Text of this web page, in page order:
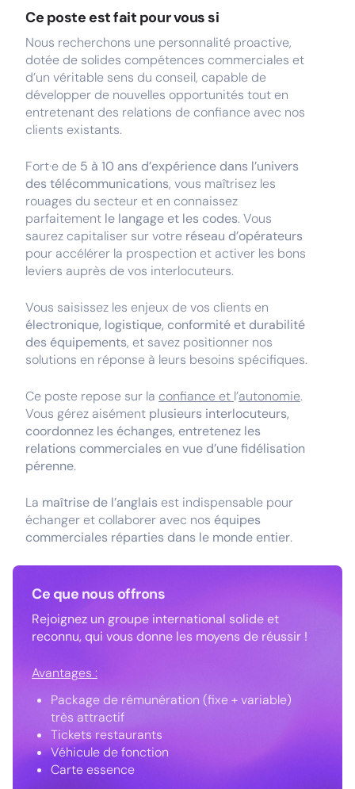
Ce poste est fait pour vous si
Nous recherchons une personnalité proactive,
dotée de solides compétences commerciales et
d’un véritable sens du conseil, capable de
développer de nouvelles opportunités tout en
entretenant des relations de confiance avec nos
clients existants.
Fort·e de 5 à 10 ans d’expérience dans l’univers
des télécommunications, vous maîtrisez les
rouages du secteur et en connaissez
parfaitement le langage et les codes. Vous
saurez capitaliser sur votre réseau d’opérateurs
pour accélérer la prospection et activer les bons
leviers auprès de vos interlocuteurs.
Vous saisissez les enjeux de vos clients en
électronique, logistique, conformité et durabilité
des équipements, et savez positionner nos
solutions en réponse à leurs besoins spécifiques.
Ce poste repose sur la confiance et l’autonomie.
Vous gérez aisément plusieurs interlocuteurs,
coordonnez les échanges, entretenez les
relations commerciales en vue d’une fidélisation
pérenne.
La maîtrise de l’anglais est indispensable pour
échanger et collaborer avec nos équipes
commerciales réparties dans le monde entier.
Ce que nous offrons
Rejoignez un groupe international solide et
reconnu, qui vous donne les moyens de réussir !
Avantages :
Package de rémunération (fixe + variable)
très attractif
Tickets restaurants
Véhicule de fonction
Carte essence